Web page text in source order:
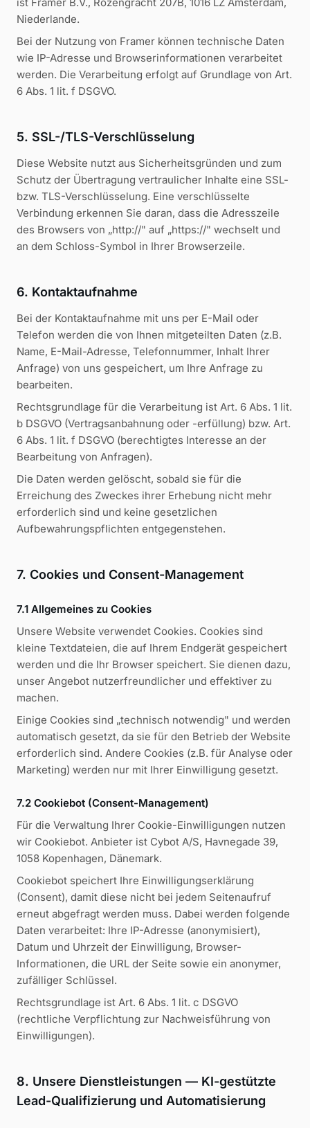
Niederlande.
Bei der Nutzung von Framer können technische Daten
wie IP-Adresse und Browserinformationen verarbeitet
werden. Die Verarbeitung erfolgt auf Grundlage von Art.
6 Abs. 1 lit. f DSGVO.
5. SSL-/TLS-Verschlüsselung
Diese Website nutzt aus Sicherheitsgründen und zum
Schutz der Übertragung vertraulicher Inhalte eine SSL-
bzw. TLS-Verschlüsselung. Eine verschlüsselte
Verbindung erkennen Sie daran, dass die Adresszeile
des Browsers von „http://" auf „https://" wechselt und
an dem Schloss-Symbol in Ihrer Browserzeile.
6. Kontaktaufnahme
Bei der Kontaktaufnahme mit uns per E-Mail oder
Telefon werden die von Ihnen mitgeteilten Daten (z.B.
Name, E-Mail-Adresse, Telefonnummer, Inhalt Ihrer
Anfrage) von uns gespeichert, um Ihre Anfrage zu
bearbeiten.
Rechtsgrundlage für die Verarbeitung ist Art. 6 Abs. 1 lit.
b DSGVO (Vertragsanbahnung oder -erfüllung) bzw. Art.
6 Abs. 1 lit. f DSGVO (berechtigtes Interesse an der
Bearbeitung von Anfragen).
Die Daten werden gelöscht, sobald sie für die
Erreichung des Zweckes ihrer Erhebung nicht mehr
erforderlich sind und keine gesetzlichen
Aufbewahrungspflichten entgegenstehen.
7. Cookies und Consent-Management
7.1 Allgemeines zu Cookies
Unsere Website verwendet Cookies. Cookies sind
kleine Textdateien, die auf Ihrem Endgerät gespeichert
werden und die Ihr Browser speichert. Sie dienen dazu,
unser Angebot nutzerfreundlicher und effektiver zu
machen.
Einige Cookies sind „technisch notwendig" und werden
automatisch gesetzt, da sie für den Betrieb der Website
erforderlich sind. Andere Cookies (z.B. für Analyse oder
Marketing) werden nur mit Ihrer Einwilligung gesetzt.
7.2 Cookiebot (Consent-Management)
Für die Verwaltung Ihrer Cookie-Einwilligungen nutzen
wir Cookiebot. Anbieter ist Cybot A/S, Havnegade 39,
1058 Kopenhagen, Dänemark.
Cookiebot speichert Ihre Einwilligungserklärung
(Consent), damit diese nicht bei jedem Seitenaufruf
erneut abgefragt werden muss. Dabei werden folgende
Daten verarbeitet: Ihre IP-Adresse (anonymisiert),
Datum und Uhrzeit der Einwilligung, Browser-
Informationen, die URL der Seite sowie ein anonymer,
zufälliger Schlüssel.
Rechtsgrundlage ist Art. 6 Abs. 1 lit. c DSGVO
(rechtliche Verpflichtung zur Nachweisführung von
Einwilligungen).
8. Unsere Dienstleistungen — KI-gestützte
Lead-Qualifizierung und Automatisierung